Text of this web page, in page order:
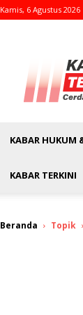
Kamis, 6 Agustus 2026
KABAR HUKUM
KABAR TERKINI
Beranda Topik